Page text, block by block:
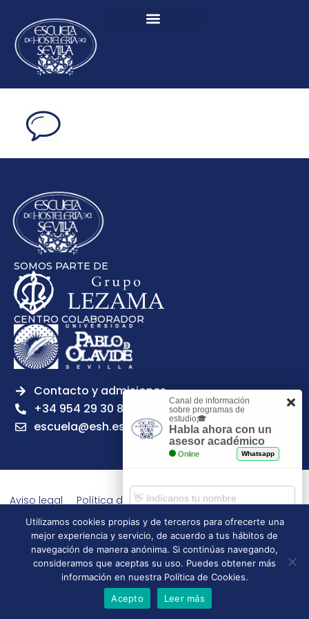
SOMOS PARTE DE
CENTRO COLABORADOR
Contacto y admisiones
+34 954 29 30 81
escuela@esh.es
Aviso legal Política de Privacidad
Política de Cookies
Política de calidad
Tablón de anuncios
Escuela Superior de Hostelería de Sevilla | 2026 | Todos los
derechos reservados
Utilizamos cookies propias y de terceros para ofrecerte una
mejor experiencia y servicio, de acuerdo a tus hábitos de
navegación de manera anónima. Si continúas navegando,
consideramos que aceptas su uso. Puedes obtener más
información en nuestra Política de Cookies.
Acepto
Leer más
Canal de información
sobre programas de
estudio🎓
Habla ahora con un
asesor académico
Online Whatsapp
Comenzar chat